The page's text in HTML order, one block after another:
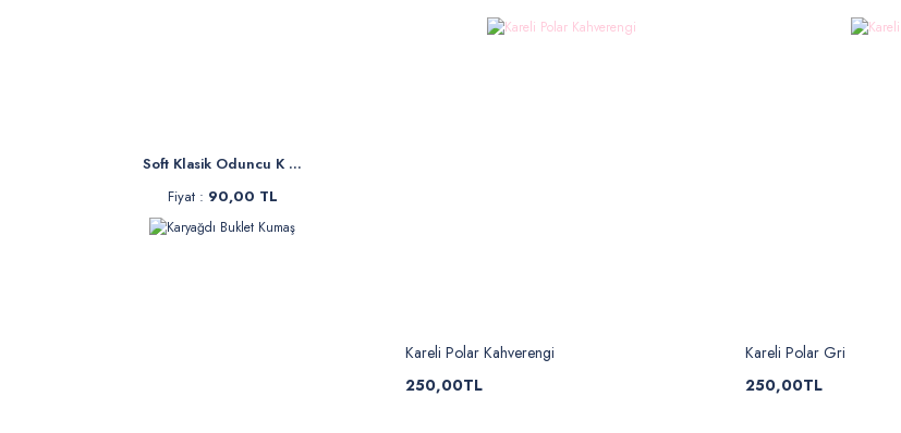
Soft Klasik Oduncu K ...
Fiyat : 90,00 TL
Kareli Polar Kahverengi
250,00TL
Kareli Polar Gri
250,00TL